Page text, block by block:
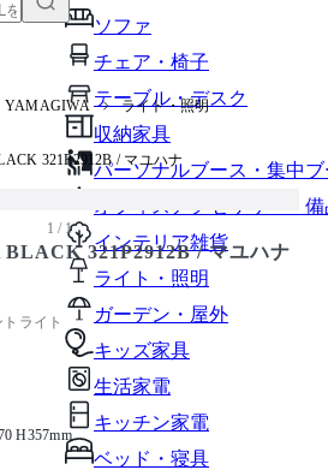
ソファ
チェア・椅子
テーブル・デスク
収納家具
パーソナルブース・集中
オフィスアクセサリー・備
インテリア雑貨
ライト・照明
ガーデン・屋外
キッズ家具
生活家電
キッチン家電
ベッド・寝具
を貼り付けて、カートに追加できます
YAMAGIWA ライト・照明
321P2912B / マユハナ
1 / 1
321P2912B / マユハナ
ライト
H357mm